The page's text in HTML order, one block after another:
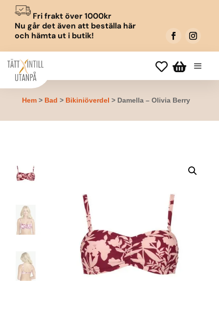
Fri frakt över 1000kr
Nu går det även att beställa här
och hämta ut i butik!
 
Hem> Bad > Bikiniöverdel > Damella – Olivia Berry